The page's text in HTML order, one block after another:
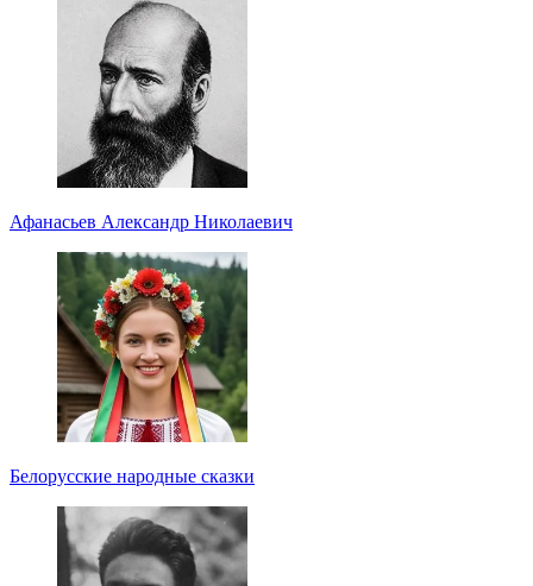
Афанасьев Александр Николаевич
Белорусские народные сказки